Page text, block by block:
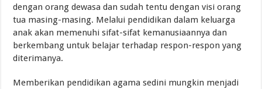
dengan orang dewasa dan sudah tentu dengan visi orang
tua masing-masing. Melalui pendidikan dalam keluarga
anak akan memenuhi sifat-sifat kemanusiaannya dan
berkembang untuk belajar terhadap respon-respon yang
diterimanya.
Memberikan pendidikan agama sedini mungkin menjadi